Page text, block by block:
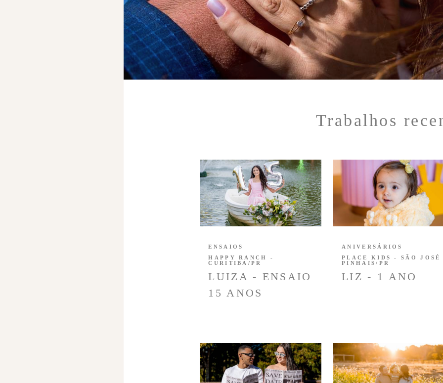
Trabalhos
LUIZA - ENSAIO
15 ANOS
ENSAIOS
HAPPY RANCH -
CURITIBA/PR
LIZ - 1 ANO
ANIVERSÁRIOS
PLACE KIDS - SÃO JOSÉ
PINHAIS/PR